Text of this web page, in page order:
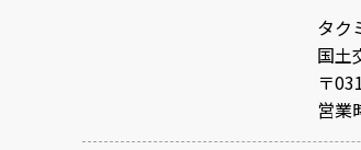
タク
国土
〒
営業